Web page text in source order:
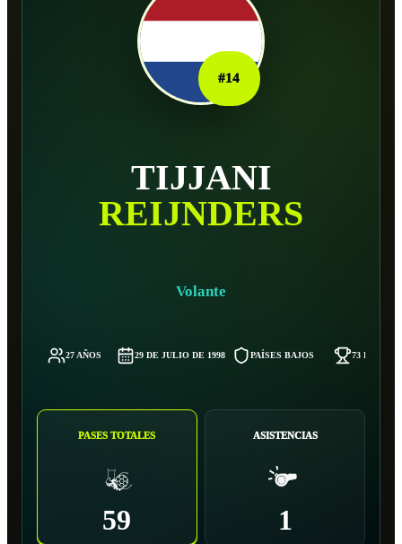
#14
TIJJANI
REIJNDERS
Volante
27 AÑOS 29 DE JULIO DE 1998 PAÍSES BAJOS 73 KG
PASES TOTALES
59
ASISTENCIAS
1